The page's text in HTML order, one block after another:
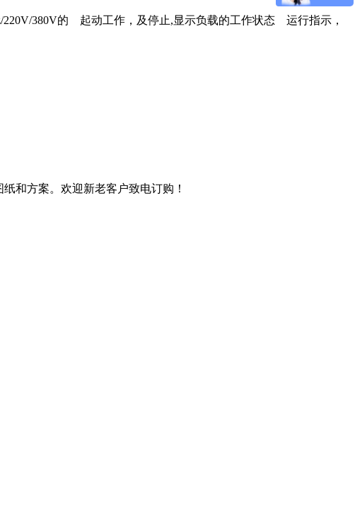
220V/380V的 起动工作，及停止,显示负载的工作状态 运行指示，
和方案。欢迎新老客户致电订购！